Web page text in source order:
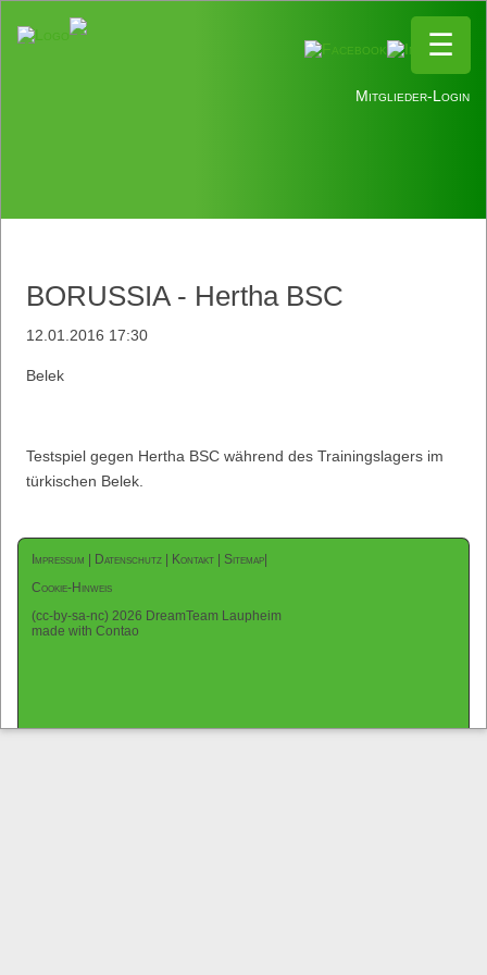
☰
☰
Mitglieder-Login
BORUSSIA - Hertha BSC
12.01.2016 17:30
Belek
Testspiel gegen Hertha BSC während des Trainingslagers im
türkischen Belek.
Impressum Datenschutz Kontakt Sitemap
Cookie-Hinweis
(cc-by-sa-nc) 2026 DreamTeam Laupheim
made with Contao